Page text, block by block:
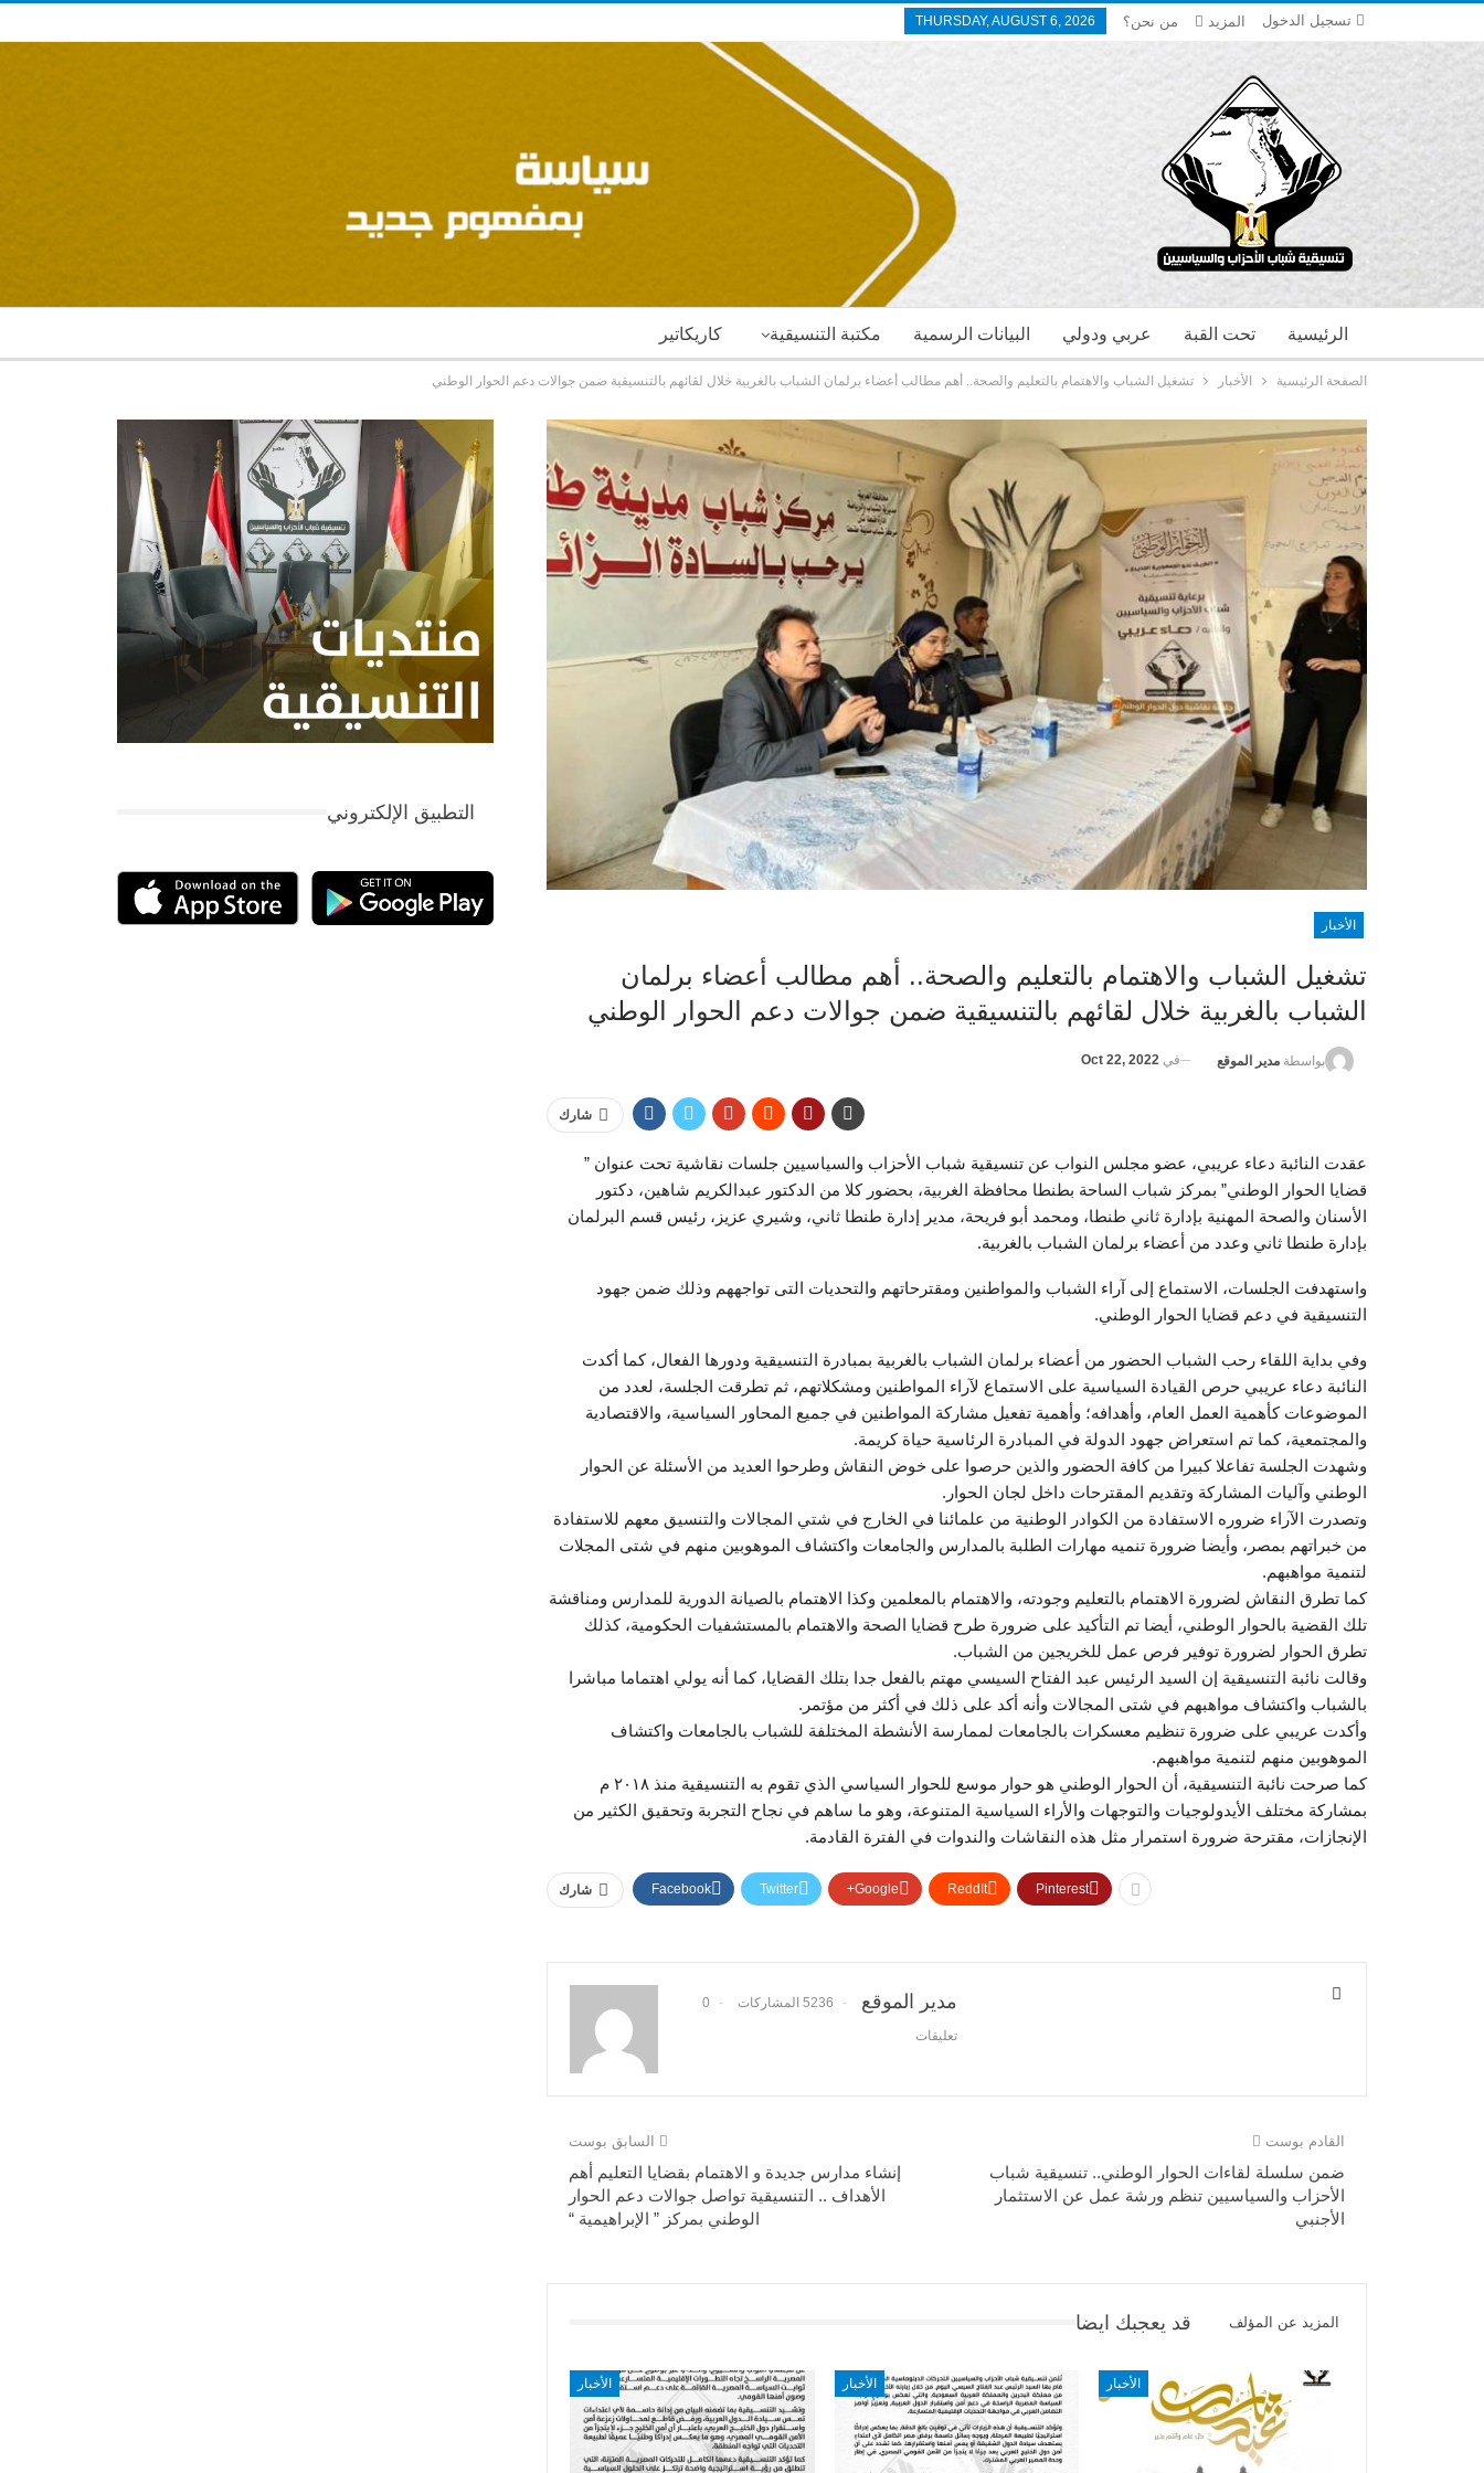
تسجيل الدخول THURSDAY, AUGUST 6, 2026 من نحن؟ المزيد
كاريكاتير مكتبة التنسيقية البيانات الرسمية عربي ودولي تحت القبة الرئيسية
الصفحة الرئيسية الأخبار تشغيل الشباب والاهتمام بالتعليم والصحة.. أهم مطالب أعضاء برلمان الشباب بالغربية خلال لقائهم بالتنسيقية ضمن جوالات دعم الحوار الوطني
الأخبار
تشغيل الشباب والاهتمام بالتعليم والصحة.. أهم مطالب أعضاء برلمان
الشباب بالغربية خلال لقائهم بالتنسيقية ضمن جوالات دعم الحوار الوطني
بواسطة مدير الموقع في Oct 22, 2022
شارك
عقدت النائبة دعاء عريبي، عضو مجلس النواب عن تنسيقية شباب الأحزاب والسياسيين جلسات نقاشية تحت عنوان ”
قضايا الحوار الوطني” بمركز شباب الساحة بطنطا محافظة الغربية، بحضور كلا من الدكتور عبدالكريم شاهين، دكتور
الأسنان والصحة المهنية بإدارة ثاني طنطا، ومحمد أبو فريحة، مدير إدارة طنطا ثاني، وشيري عزيز، رئيس قسم البرلمان
بإدارة طنطا ثاني وعدد من أعضاء برلمان الشباب بالغربية.
واستهدفت الجلسات، الاستماع إلى آراء الشباب والمواطنين ومقترحاتهم والتحديات التى تواجههم وذلك ضمن جهود
التنسيقية في دعم قضايا الحوار الوطني.
وفي بداية اللقاء رحب الشباب الحضور من أعضاء برلمان الشباب بالغربية بمبادرة التنسيقية ودورها الفعال، كما أكدت
النائبة دعاء عريبي حرص القيادة السياسية على الاستماع لآراء المواطنين ومشكلاتهم، ثم تطرقت الجلسة، لعدد من
الموضوعات كأهمية العمل العام، وأهدافه؛ وأهمية تفعيل مشاركة المواطنين في جميع المحاور السياسية، والاقتصادية
والمجتمعية، كما تم استعراض جهود الدولة في المبادرة الرئاسية حياة كريمة.
وشهدت الجلسة تفاعلا كبيرا من كافة الحضور والذين حرصوا على خوض النقاش وطرحوا العديد من الأسئلة عن الحوار
الوطني وآليات المشاركة وتقديم المقترحات داخل لجان الحوار.
وتصدرت الآراء ضروره الاستفادة من الكوادر الوطنية من علمائنا في الخارج في شتي المجالات والتنسيق معهم للاستفادة
من خبراتهم بمصر، وأيضا ضرورة تنميه مهارات الطلبة بالمدارس والجامعات واكتشاف الموهوبين منهم في شتى المجلات
لتنمية مواهبهم.
كما تطرق النقاش لضرورة الاهتمام بالتعليم وجودته، والاهتمام بالمعلمين وكذا الاهتمام بالصيانة الدورية للمدارس ومناقشة
تلك القضية بالحوار الوطني، أيضا تم التأكيد على ضرورة طرح قضايا الصحة والاهتمام بالمستشفيات الحكومية، كذلك
تطرق الحوار لضرورة توفير فرص عمل للخريجين من الشباب.
وقالت نائبة التنسيقية إن السيد الرئيس عبد الفتاح السيسي مهتم بالفعل جدا بتلك القضايا، كما أنه يولي اهتماما مباشرا
بالشباب واكتشاف مواهبهم في شتى المجالات وأنه أكد على ذلك في أكثر من مؤتمر.
وأكدت عريبي على ضرورة تنظيم معسكرات بالجامعات لممارسة الأنشطة المختلفة للشباب بالجامعات واكتشاف
الموهوبين منهم لتنمية مواهبهم.
كما صرحت نائبة التنسيقية، أن الحوار الوطني هو حوار موسع للحوار السياسي الذي تقوم به التنسيقية منذ ٢٠١٨ م
بمشاركة مختلف الأيدولوجيات والتوجهات والأراء السياسية المتنوعة، وهو ما ساهم في نجاح التجربة وتحقيق الكثير من
الإنجازات، مقترحة ضرورة استمرار مثل هذه النقاشات والندوات في الفترة القادمة.
شارك Facebook Twitter Google+ ReddIt Pinterest
مدير الموقع 5236 المشاركات 0
تعليقات
السابق بوست
إنشاء مدارس جديدة و الاهتمام بقضايا التعليم أهم
الأهداف .. التنسيقية تواصل جوالات دعم الحوار
الوطني بمركز ” الإبراهيمية “
القادم بوست
ضمن سلسلة لقاءات الحوار الوطني.. تنسيقية شباب
الأحزاب والسياسيين تنظم ورشة عمل عن الاستثمار
الأجنبي
قد يعجبك ايضا المزيد عن المؤلف
الأخبار الأخبار الأخبار
التطبيق الإلكتروني